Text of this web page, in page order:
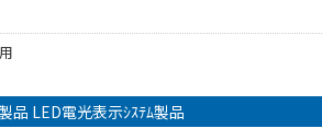
品 LED電光表示ｼｽﾃﾑ製品